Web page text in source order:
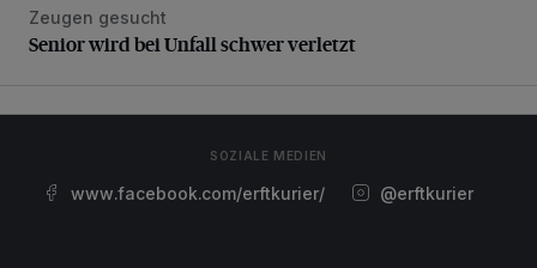
Senior wird bei Unfall schwer verletzt
Zeugen gesucht
Senior wird bei Unfall schwer verletzt
SOZIALE MEDIEN
www.facebook.com/erftkurier/ @erftkurier